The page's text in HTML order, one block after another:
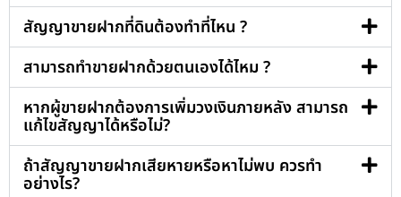
สัญญาขายฝากที่ดินต้องทำที่ไหน ?
สามารถทำขายฝากด้วยตนเองได้ไหม ?
หากผู้ขายฝากต้องการเพิ่มวงเงินภายหลัง สามารถ
แก้ไขสัญญาได้หรือไม่?
ถ้าสัญญาขายฝากเสียหายหรือหาไม่พบ ควรทำ
อย่างไร?